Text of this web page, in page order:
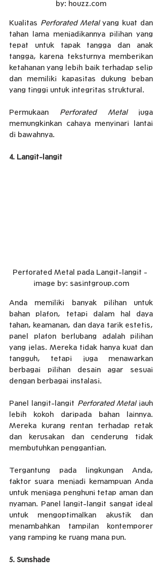
by: houzz.com
Kualitas Perforated Metal yang kuat dan
tahan lama menjadikannya pilihan yang
tepat untuk tapak tangga dan anak
tangga, karena teksturnya memberikan
ketahanan yang lebih baik terhadap selip
dan memiliki kapasitas dukung beban
yang tinggi untuk integritas struktural.
Permukaan Perforated Metal juga
memungkinkan cahaya menyinari lantai
di bawahnya.
4. Langit-langit
Perforated Metal pada Langit-langit -
image by: sasintgroup.com
Anda memiliki banyak pilihan untuk
bahan plafon, tetapi dalam hal daya
tahan, keamanan, dan daya tarik estetis,
panel plafon berlubang adalah pilihan
yang jelas. Mereka tidak hanya kuat dan
tangguh, tetapi juga menawarkan
berbagai pilihan desain agar sesuai
dengan berbagai instalasi.
Panel langit-langit Perforated Metal jauh
lebih kokoh daripada bahan lainnya.
Mereka kurang rentan terhadap retak
dan kerusakan dan cenderung tidak
membutuhkan penggantian.
Tergantung pada lingkungan Anda,
faktor suara menjadi kemampuan Anda
untuk menjaga penghuni tetap aman dan
nyaman. Panel langit-langit sangat ideal
untuk mengoptimalkan akustik dan
menambahkan tampilan kontemporer
yang ramping ke ruang mana pun.
5. Sunshade